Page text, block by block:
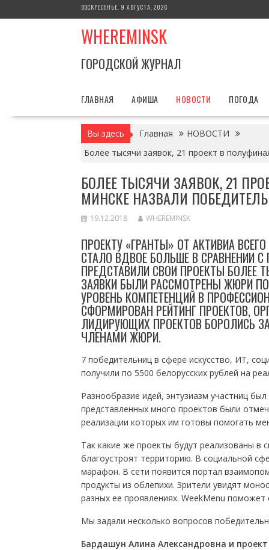
к
ВОСКРЕСЕНЬЕ, 9 АВГУСТА, 2026
WHEREMINSK
ГОРОДСКОЙ ЖУРНАЛ
ГЛАВНАЯ АФИША НОВОСТИ ПОГОДА
Вы здесь Главная
НОВОСТИ
Более тысячи заявок, 21 проект в
БОЛЕЕ ТЫСЯЧИ ЗАЯВОК, 21
МИНСКЕ НАЗВАЛИ
19.12.2018 WHEREMINSK
ПРОЕКТУ «ГРАНТЫ» ОТ АКТИВИА
СТАЛО ВДВОЕ БОЛЬШЕ В
ПРЕДСТАВИЛИ СВОИ ПРОЕКТЫ БОЛЕЕ
ЗАЯВКИ БЫЛИ РАССМОТРЕНЫ ЖЮРИ
УРОВЕНЬ КОМПЕТЕНЦИЙ В
СФОРМИРОВАН РЕЙТИНГ ПРОЕКТОВ,
ЛИДИРУЮЩИХ ПРОЕКТОВ БОРОЛИСЬ
ЧЛЕНАМИ ЖЮРИ.
7 победительниц в сфере искусство, ИТ,
получили по 5500 белорусских рублей на
Разнообразие идей, энтузиазм участниц
представленных много проектов были
реализации которых им готовы помогать
Так какие же проекты будут реализованы
благоустроят территорию. В социальной
марафон. В сети появится портал
продукты из облепихи. Зрители увидят
разных ее проявлениях. WeekMenu
Мы задали несколько вопросов
Бардашун Алина Александровна и